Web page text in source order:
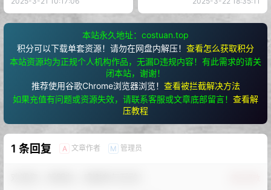
本站永久地址：costuan.top
积分可以下载单套资源！请勿在网盘内解压！ 查看怎么获取积分
本站资源均为正规个人机构作品，无漏D违规内容！有此需求的请关
闭本站，谢谢！
推荐使用谷歌Chrome浏览器浏览！ 查看被拦截解决方法
如果充值有问题或资源失效，请联系客服或文章底部留言！ 查看解
压教程
1 条回复 A 文章作者 M 管理员